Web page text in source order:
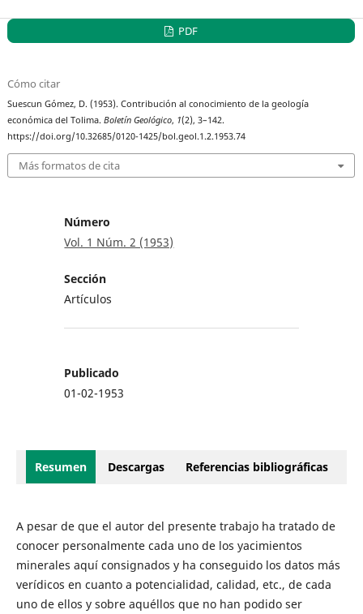
PDF
Cómo citar
Suescun Gómez, D. (1953). Contribución al conocimiento de la geología
económica del Tolima.Boletín Geológico, 1(2), 3–142.
https://doi.org/10.32685/0120-1425/bol.geol.1.2.1953.74
Más formatos de cita
Número
Vol. 1 Núm. 2 (1953)
Sección
Artículos
Publicado
01-02-1953
Resumen Descargas Referencias bibliográficas
A pesar de que el autor del presente trabajo ha tratado de
conocer personalmente cada uno de los yacimientos
minerales aquí consignados y ha conseguido los datos más
verídicos en cuanto a potencialidad, calidad, etc., de cada
uno de ellos y sobre aquéllos que no han podido ser